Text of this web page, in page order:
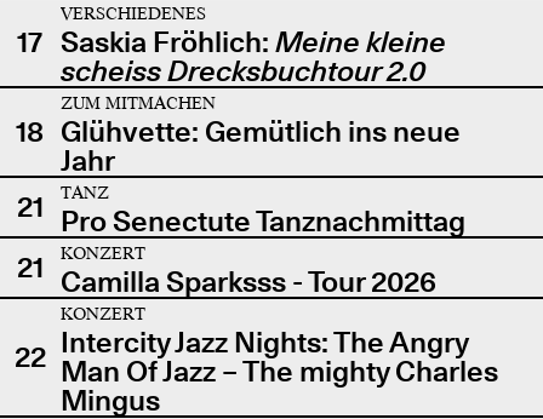
17
VERSCHIEDENES
Saskia Fröhlich: Meine kleine
scheiss Drecksbuchtour 2.0
18
ZUM MITMACHEN
Glühvette: Gemütlich ins neue
Jahr
21
TANZ
Pro Senectute Tanznachmittag
21
KONZERT
Camilla Sparksss - Tour 2026
22
KONZERT
Intercity Jazz Nights: The Angry
Man Of Jazz – The mighty Charles
Mingus